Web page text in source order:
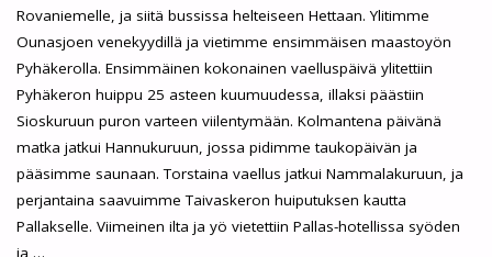
Rovaniemelle, ja siitä bussissa helteiseen Hettaan. Ylitimme
Ounasjoen venekyydillä ja vietimme ensimmäisen maastoyön
Pyhäkerolla. Ensimmäinen kokonainen vaelluspäivä ylitettiin
Pyhäkeron huippu 25 asteen kuumuudessa, illaksi päästiin
Sioskuruun puron varteen viilentymään. Kolmantena päivänä
matka jatkui Hannukuruun, jossa pidimme taukopäivän ja
pääsimme saunaan. Torstaina vaellus jatkui Nammalakuruun, ja
perjantaina saavuimme Taivaskeron huiputuksen kautta
Pallakselle. Viimeinen ilta ja yö vietettiin Pallas-hotellissa syöden
ja …